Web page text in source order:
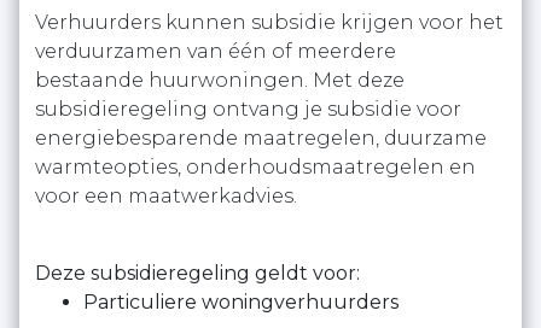
Verhuurders kunnen subsidie krijgen voor het
verduurzamen van één of meerdere
bestaande huurwoningen. Met deze
subsidieregeling ontvang je subsidie voor
energiebesparende maatregelen, duurzame
warmteopties, onderhoudsmaatregelen en
voor een maatwerkadvies.
Deze subsidieregeling geldt voor:
Particuliere woningverhuurders